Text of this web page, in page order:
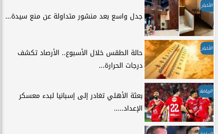
الأخبار
جدل واسع بعد منشور متداولة عن منع سيدة...
الأخبار
حالة الطقس خلال الأسبوع.. الأرصاد تكشف
درجات الحرارة...
الرياضة
بعثة الأهلي تغادر إلى إسبانيا لبدء معسكر
الإعداد.....